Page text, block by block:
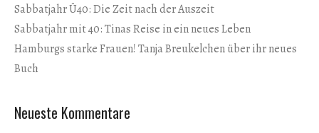
Sabbatjahr Ü40: Die Zeit nach der Auszeit
Sabbatjahr mit 40: Tinas Reise in ein neues Leben
Hamburgs starke Frauen! Tanja Breukelchen über ihr neues
Buch
Neueste Kommentare